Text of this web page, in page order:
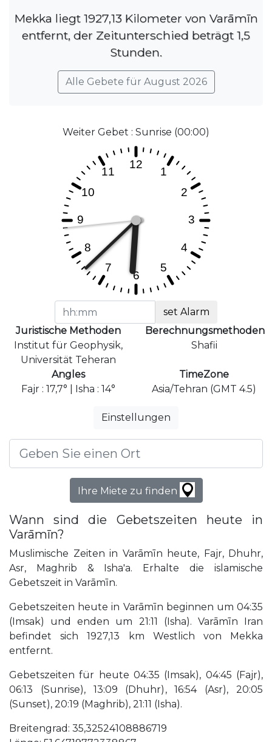
Mekka liegt 1927,13 Kilometer von Varāmīn
entfernt, der Zeitunterschied beträgt 1,5
Stunden.
Alle Gebete für August 2026
Weiter Gebet : Sunrise (00:00)
set Alarm
Juristische Methoden
Institut für Geophysik,
Universität Teheran
Berechnungsmethoden
Shafii
Angles
Fajr : 17,7° | Isha : 14°
TimeZone
Asia/Tehran (GMT 4.5)
Einstellungen
Ihre Miete zu finden
Wann sind die Gebetszeiten heute in
Varāmīn?
Muslimische Zeiten in Varāmīn heute, Fajr, Dhuhr,
Asr, Maghrib & Isha'a. Erhalte die islamische
Gebetszeit in Varāmīn.
Gebetszeiten heute in Varāmīn beginnen um 04:35
(Imsak) und enden um 21:11 (Isha). Varāmīn Iran
befindet sich 1927,13 km Westlich von Mekka
entfernt.
Gebetszeiten für heute 04:35 (Imsak), 04:45 (Fajr),
06:13 (Sunrise), 13:09 (Dhuhr), 16:54 (Asr), 20:05
(Sunset), 20:19 (Maghrib), 21:11 (Isha).
Breitengrad: 35,32524108886719